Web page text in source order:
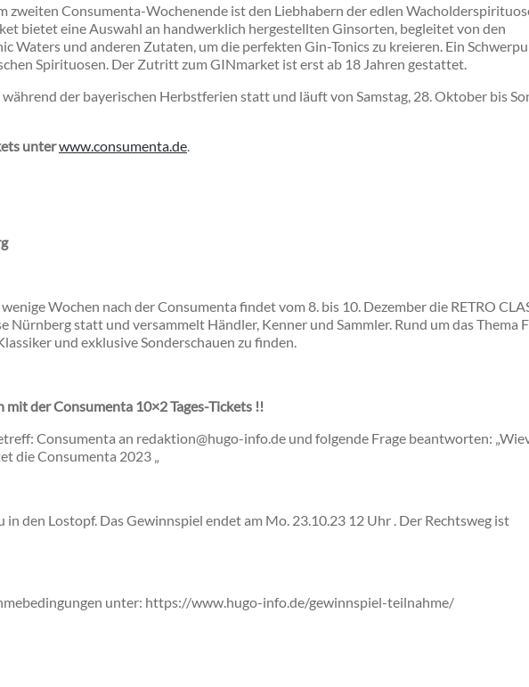
zweiten Consumenta-Wochenende ist den Liebhabern der edlen
bietet eine Auswahl an handwerklich hergestellten Ginsorten, begleitet von den
Waters und anderen Zutaten, um die perfekten Gin-Tonics zu kreieren. Ein
Spirituosen. Der Zutritt zum GINmarket ist erst ab 18 Jahren gestattet.
der bayerischen Herbstferien statt und läuft von Samstag, 28. Oktober bis
unterwww.consumenta.de.
Wochen nach der Consumenta findet vom 8. bis 10. Dezember die RETRO
Nürnberg statt und versammelt Händler, Kenner und Sammler. Rund um das Thema
und exklusive Sonderschauen zu finden.
mit der Consumenta 10×2 Tages-Tickets !!
Consumenta an redaktion@hugo-info.de und folgende Frage beantworten:
die Consumenta 2023 „
in den Lostopf. Das Gewinnspiel endet am Mo. 23.10.23 12 Uhr . Der Rechtsweg ist
unter: https://www.hugo-info.de/gewinnspiel-teilnahme/